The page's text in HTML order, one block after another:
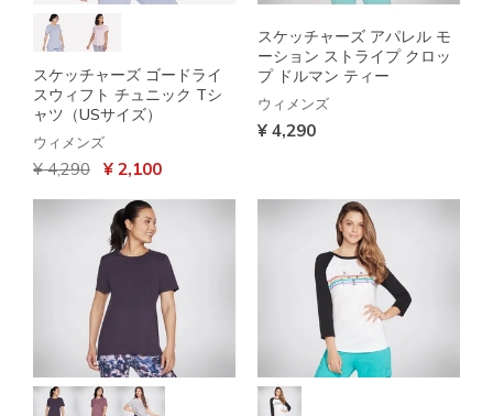
スケッチャーズ ゴードライ
スウィフト チュニック Tシ
ャツ（USサイズ）
ウィメンズ
からの値引き
¥ 4,290 から
¥ 2,100
スケッチャーズ アパレル モ
ーション ストライプ クロッ
プ ドルマン ティー
ウィメンズ
¥ 4,290